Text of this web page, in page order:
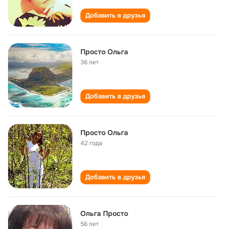
Добавить в друзья
Просто Ольга
36 лет
Добавить в друзья
Просто Ольга
42 года
Добавить в друзья
Ольга Просто
56 лет